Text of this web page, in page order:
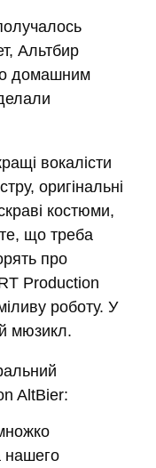
Альтбир
домашним
вокалісти
оригінальні
костюми,
те, що треба
про
Production
роботу. У
мюзикл.
AltBier:
нашего